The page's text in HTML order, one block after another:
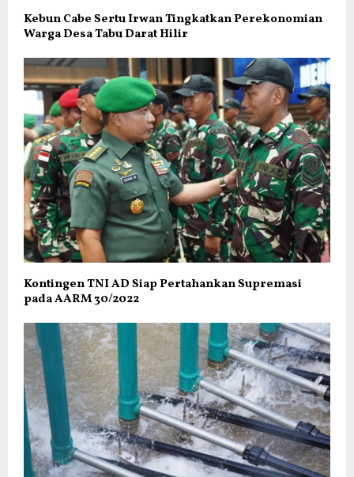
Kebun Cabe Sertu Irwan Tingkatkan Perekonomian
Warga Desa Tabu Darat Hilir
Kontingen TNI AD Siap Pertahankan Supremasi
pada AARM 30/2022